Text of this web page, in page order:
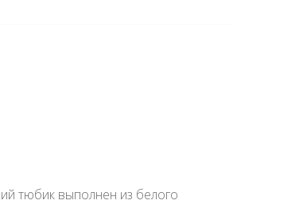
тюбик выполнен из белого